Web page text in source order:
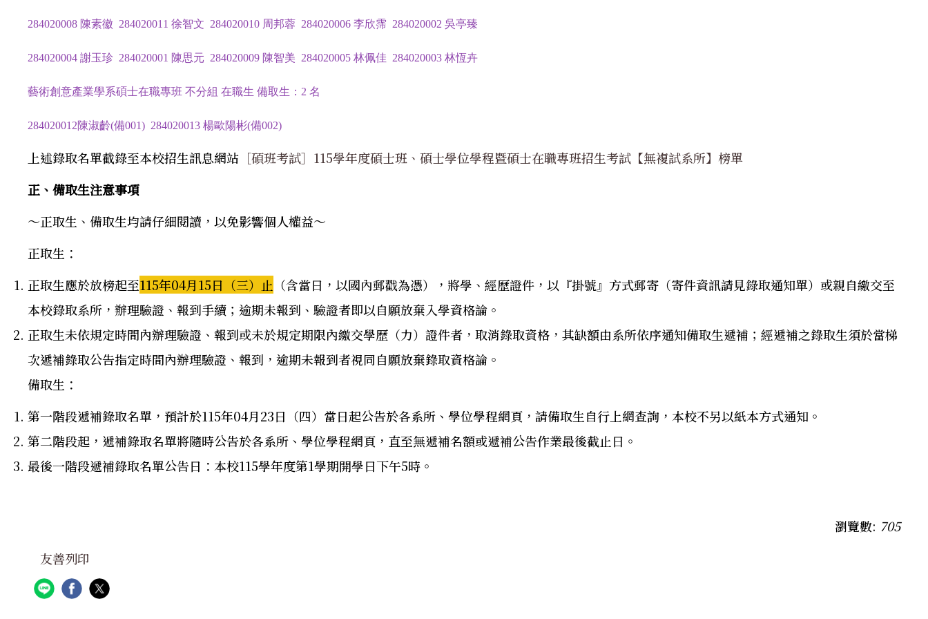
284020008 陳素徽 284020011 徐智文 284020010 周邦蓉 284020006 李欣霈 284020002 吳亭臻
284020004 謝玉珍 284020001 陳思元 284020009 陳智美 284020005 林佩佳 284020003 林恆卉
藝術創意產業學系碩士在職專班 不分組 在職生 備取生：2 名
284020012陳淑齡(備001) 284020013 楊歐陽彬(備002)
上述錄取名單截錄至本校招生訊息網站 ［碩班考試］115學年度碩士班、碩士學位學程暨碩士在職專班招生考試【無複試系所】榜單
正、備取生注意事項
～正取生、備取生均請仔細閱讀，以免影響個人權益～
正取生：
正取生應於放榜起至115年04月15日（三）止 （含當日，以國內郵戳為憑），將學、經歷證件，以『掛號』方式郵寄（寄件資訊請見錄取通知單）或親自繳交至
本校錄取系所，辦理驗證、報到手續；逾期未報到、驗證者即以自願放棄入學資格論。
正取生未依規定時間內辦理驗證、報到或未於規定期限內繳交學歷（力）證件者，取消錄取資格，其缺額由系所依序通知備取生遞補；經遞補之錄取生須於當梯
次遞補錄取公告指定時間內辦理驗證、報到，逾期未報到者視同自願放棄錄取資格論。
備取生：
第一階段遞補錄取名單，預計於115年04月23日（四）當日起公告於各系所、學位學程網頁，請備取生自行上網查詢，本校不另以紙本方式通知。
第二階段起，遞補錄取名單將隨時公告於各系所、學位學程網頁，直至無遞補名額或遞補公告作業最後截止日。
最後一階段遞補錄取名單公告日：本校115學年度第1學期開學日下午5時。
瀏覽數: 705
友善列印